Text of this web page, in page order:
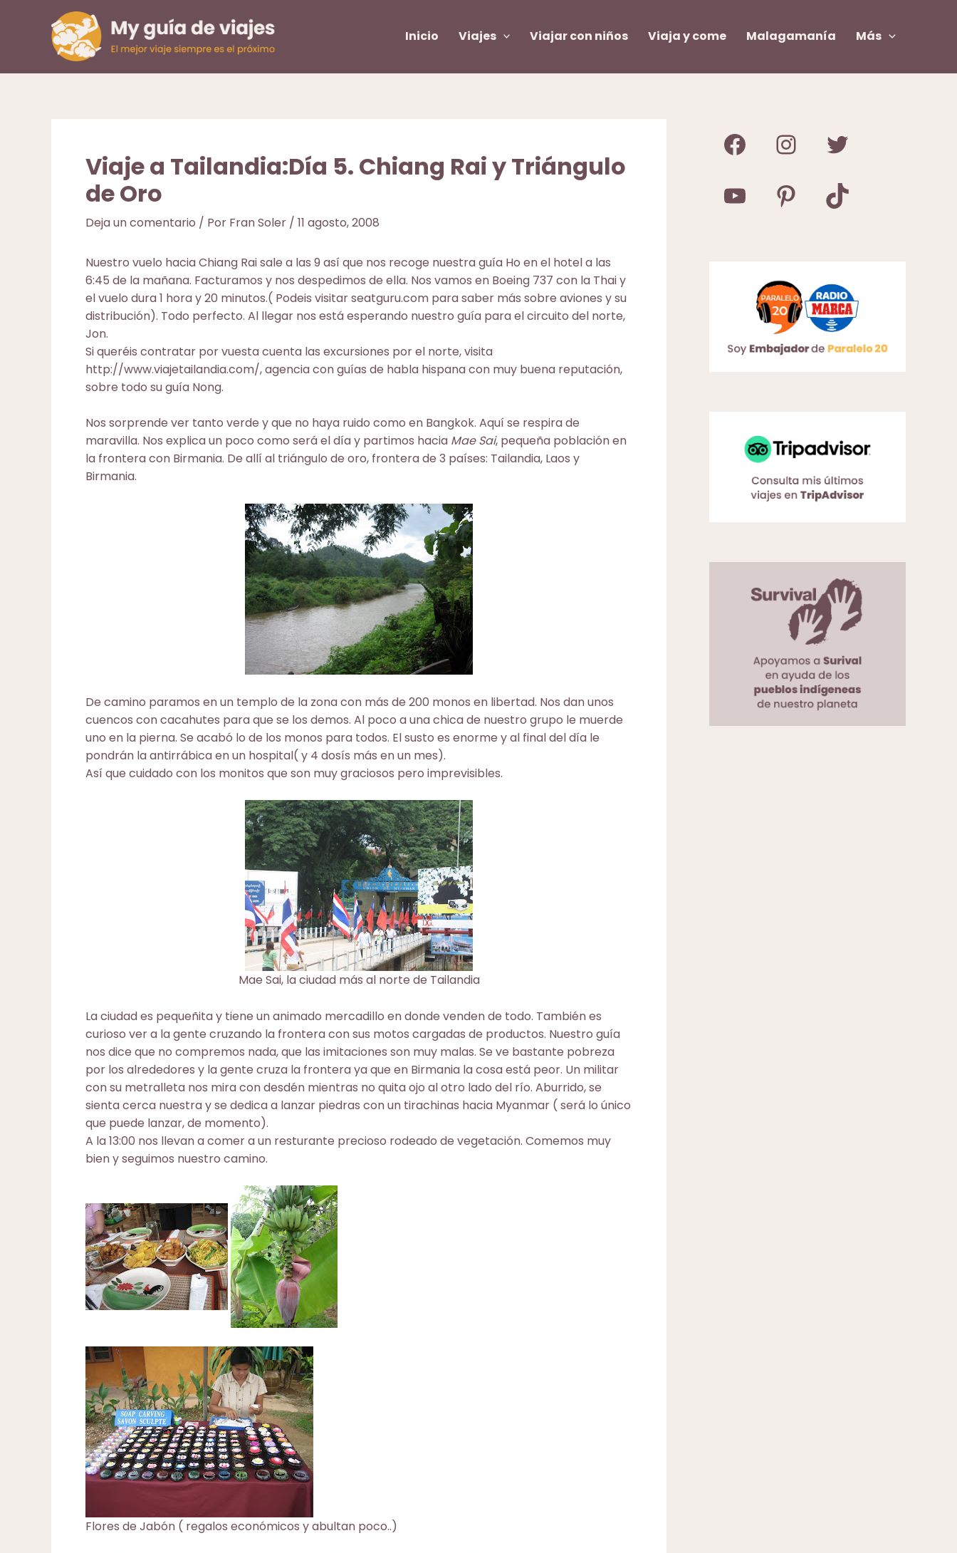
contenido
Inicio Viajes Viajar con niños Viaja y come Malagamanía Más
Viaje a Tailandia:Día 5. Chiang Rai y Triángulo
de Oro
Deja un comentario / Por Fran Soler / 11 agosto, 2008
Nuestro vuelo haciaChiang Raisale a las 9 así que nos recoge nuestra guía Ho en el hotel a las
6:45 de la mañana. Facturamos y nos despedimos de ella. Nos vamos en Boeing 737 con la Thai y
el vuelo dura 1 hora y 20 minutos.( Podeis visitarseatguru.com para saber más sobre aviones y su
distribución). Todo perfecto. Al llegar nos está esperando nuestro guía para el circuito del norte,
Jon.
Si queréis contratar por vuesta cuenta las excursiones por el norte, visita
http://www.viajetailandia.com/, agencia con guías de habla hispana con muy buena reputación,
sobre todo su guía Nong.
Nos sorprende ver tanto verde y que no haya ruido como en Bangkok. Aquí se respira de
maravilla. Nos explica un poco como será el día y partimos hacia Mae Sai, pequeña población en
la frontera con Birmania. De allí al triángulo de oro, frontera de 3 países: Tailandia, Laos y
Birmania.
De camino paramos en un templo de la zona con más de 200 monos en libertad. Nos dan unos
cuencos con cacahutes para que se los demos. Al poco a una chica de nuestro grupo le muerde
uno en la pierna. Se acabó lo de los monos para todos. El susto es enorme y al final del día le
pondrán la antirrábica en un hospital( y 4 dosís más en un mes).
Así que cuidado con los monitos que son muy graciosos pero imprevisibles.
Mae Sai, la ciudad más al norte de Tailandia
La ciudad es pequeñita y tiene un animado mercadillo en donde venden de todo. También es
curioso ver a la gente cruzando la frontera con sus motos cargadas de productos. Nuestro guía
nos dice que no compremos nada, que las imitaciones son muy malas. Se ve bastante pobreza
por los alrededores y la gente cruza la frontera ya que en Birmania la cosa está peor. Un militar
con su metralleta nos mira con desdén mientras no quita ojo al otro lado del río. Aburrido, se
sienta cerca nuestra y se dedica a lanzar piedras con un tirachinas hacia Myanmar ( será lo único
que puede lanzar, de momento).
A la 13:00 nos llevan a comer a un resturante precioso rodeado de vegetación. Comemos muy
bien y seguimos nuestro camino.
Flores de Jabón ( regalos económicos y abultan poco..)
Facebook Instagram
Twitter
YouTube
Pinterest TikTok